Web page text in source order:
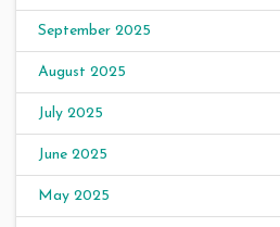
September 2025
August 2025
July 2025
June 2025
May 2025